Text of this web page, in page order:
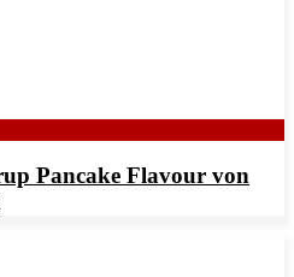
Pancake Flavour von